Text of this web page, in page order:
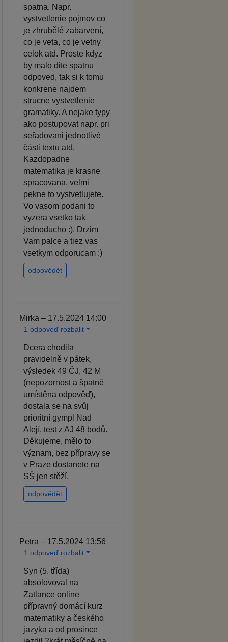
spatna. Napr.
vystvetlenie pojmov co
je zhrubělé zabarvení,
co je veta, co je vetny
celok atd. Proste kdyz
by malo dite spatnu
odpoved, tak si k tomu
konkrene najdem
strucne vystvetlenie
gramatiky. A nejake typy
ako postupovat napr. pri
seřadovani jednotlivé
části textu atd.
Kazdopadne
matematika je krasne
spracovana, velmi
pekne to vystvetlujete.
Vo vasom podani to
vyzera vsetko tak
jednoducho :). Drzim
Vam palce a tiez vas
vsetkym odporucam :)
odpovědět
Mirka – 17.5.2024 14:00
1 odpoveď rozbalit
Dcera chodila
pravidelně v pátek,
výsledek 49 ČJ, 42 M
(nepozornost a špatně
umístěna odpověď),
dostala se na svůj
prioritní gympl Nad
Alejí, test z AJ 48 bodů.
Děkujeme, mělo to
význam, bez přípravy se
v Praze dostanete na
SŠ jen stěží.
odpovědět
Petra – 17.5.2024 13:56
1 odpoveď rozbalit
Syn (5. třída)
absolovoval na
Zatlance online
přípravný domácí kurz
matematiky a českého
jazyka a od prosince